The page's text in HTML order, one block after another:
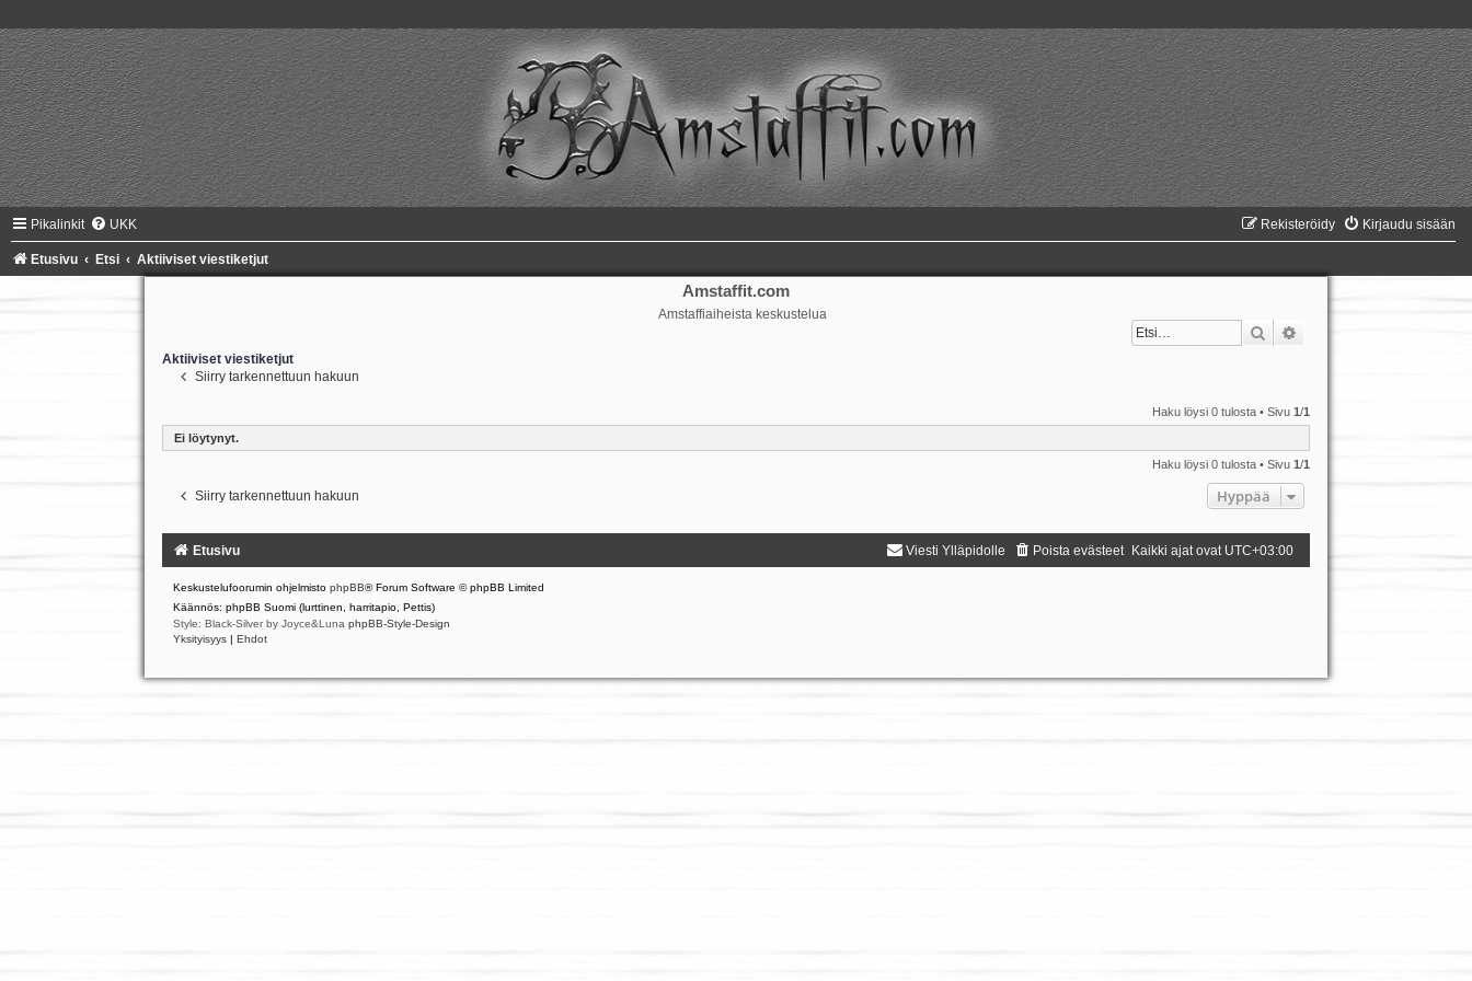
Pikalinkit UKK Kirjaudu sisään
Rekisteröidy
Etusivu Etsi Aktiiviset viestiketjut
Amstaffit.com
Amstaffiaiheista keskustelua
Etsi
Aktiiviset viestiketjut
Siirry tarkennettuun hakuun
Haku löysi 0 tulosta • Sivu1/1
Ei löytynyt.
Haku löysi 0 tulosta • Sivu1/1
Siirry tarkennettuun hakuun Hyppää
Etusivu Kaikki ajat ovat UTC+03:00
Poista evästeet
Viesti Ylläpidolle
Keskustelufoorumin ohjelmisto phpBB® Forum Software © phpBB Limited
Käännös: phpBB Suomi (lurttinen, harritapio, Pettis)
Style: Black-Silver by Joyce&Luna phpBB-Style-Design
Yksityisyys | Ehdot